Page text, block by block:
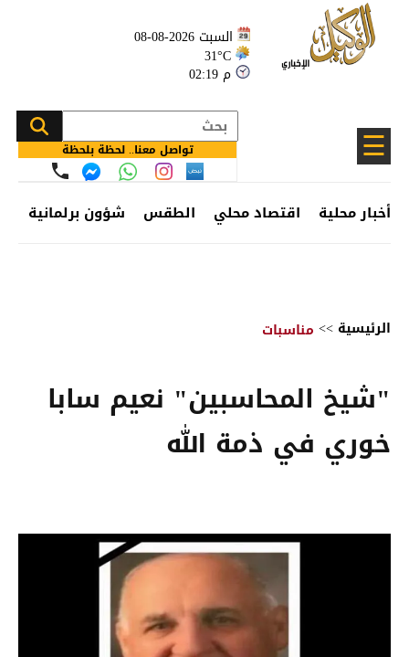
السبت 2026-08-08
31°C
02:19 م
☰ تواصل معنا.. لحظة بلحظة
أخبار محلية اقتصاد محلي الطقس شؤون برلمانية
الرئيسية >> مناسبات
"شيخ المحاسبين" نعيم سابا
خوري في ذمة الله